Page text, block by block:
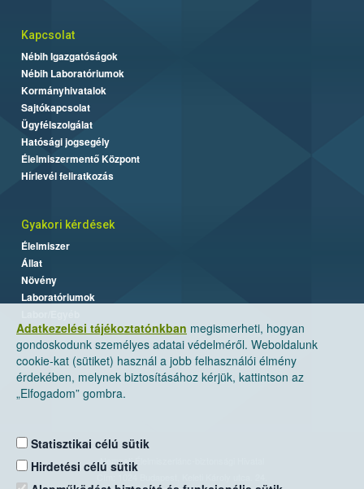
Adatkezelési tájékoztatónkban megismerheti, hogyan
gondoskodunk személyes adatai védelméről. Weboldalunk
cookie-kat (sütiket) használ a jobb felhasználói élmény
érdekében, melynek biztosításához kérjük, kattintson az
„Elfogadom” gombra.
Statisztikai célú sütik
Hirdetési célú sütik
Kapcsolat
Nébih Igazgatóságok
Nébih Laboratóriumok
Kormányhivatalok
Sajtókapcsolat
Ügyfélszolgálat
Hatósági jogsegély
Élelmiszermentő Központ
Hírlevél feliratkozás
Gyakori kérdések
Élelmiszer
Állat
Növény
Laboratóriumok
Nemzeti Élelmiszerlánc-biztonsági Hivatal